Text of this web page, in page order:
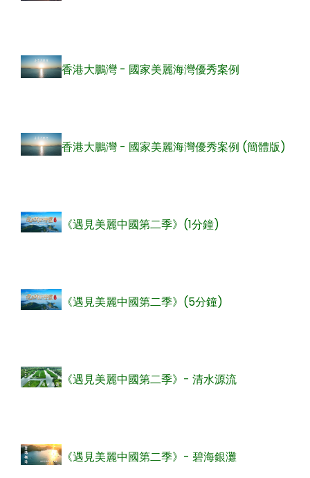
香港大鵬灣 - 國家美麗海灣優秀案例
香港大鵬灣 - 國家美麗海灣優秀案例 (簡體版)
《遇見美麗中國第二季》(1分鐘)
《遇見美麗中國第二季》(5分鐘)
《遇見美麗中國第二季》- 清水源流
《遇見美麗中國第二季》- 碧海銀灘